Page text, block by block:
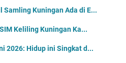
Samling Kuningan Ada di E...
Keliling Kuningan Ka...
2026: Hidup ini Singkat d...